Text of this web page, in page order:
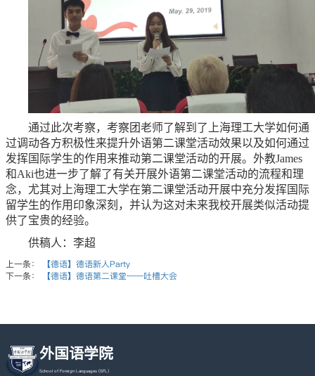
通过此次考察，考察团老师了解到了上海理工大学如何通
过调动各方积极性来提升外语第二课堂活动效果以及如何通过
发挥国际学生的作用来推动第二课堂活动的开展。外教James
和Aki也进一步了解了有关开展外语第二课堂活动的流程和理
念，尤其对上海理工大学在第二课堂活动开展中充分发挥国际
留学生的作用印象深刻，并认为这对未来我校开展类似活动提
供了宝贵的经验。
供稿人：李超
上一条：
【德语】德语新人Party
下一条：
【德语】德语第二课堂——吐槽大会
外国语学院